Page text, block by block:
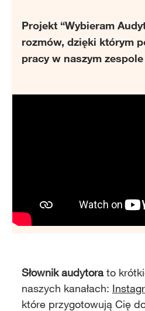
Projekt “Wybieram
rozmów, dzięki którym
pracy w naszym
Słownik audytorato
naszych kanałach:
które przygotowują Cię